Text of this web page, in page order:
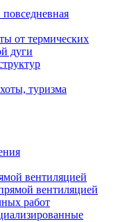
от термических
дуги
туризма
вентиляцией
вентиляцией
работ